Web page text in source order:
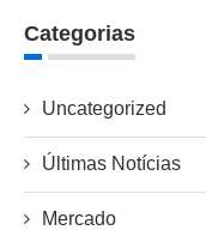
Categorias
Uncategorized
Últimas Notícias
Mercado